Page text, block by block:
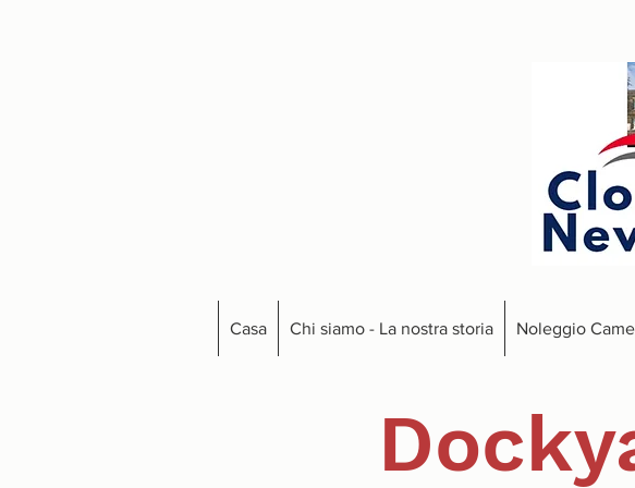
Casa Chi siamo - La nostra storia Noleggio